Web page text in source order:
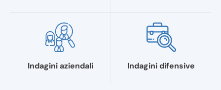
Indagini aziendali Indagini difensive